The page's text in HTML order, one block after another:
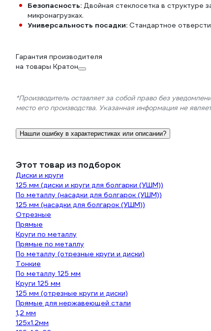
Безопасность: Двойная стеклосетка в структуре
микронагрузках.
Универсальность посадки: Стандартное
Гарантия производителя
на товары Кратон
*Производитель оставляет за собой право без
место его производства. Указанная информация не
Нашли ошибку в характеристиках или описании?
Этот товар из подборок
Диски и круги
125 мм (диски и круги для болгарки (УШМ))
По металлу (насадки для болгарок (УШМ))
125 мм (насадки для болгарок (УШМ))
Отрезные
Прямые
Круги по металлу
Прямые по металлу
По металлу (отрезные круги и диски)
Тонкие
По металлу 125 мм
Круги 125 мм
125 мм (отрезные круги и диски)
Прямые для нержавеющей стали
1,2 мм
125х1.2мм